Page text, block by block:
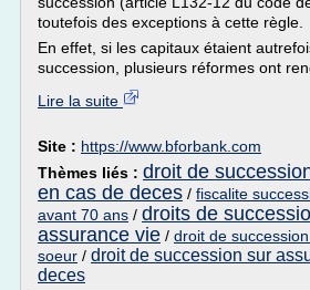
toutefois des exceptions à cette règle.
En effet, si les capitaux étaient
succession, plusieurs réformes ont
Lire la suite
Site : https://www.bforbank.com
Thèmes liés : droit de
en cas de deces / fiscalite
avant 70 ans / droits de
assurance vie / droit de
soeur / droit de succession sur
deces